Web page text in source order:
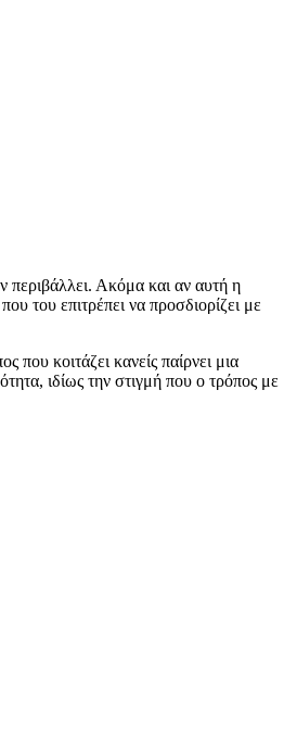
περιβάλλει. Ακόμα και αν αυτή η
του επιτρέπει να προσδιορίζει με
κοιτάζει κανείς παίρνει μια
ιδίως την στιγμή που ο τρόπος με